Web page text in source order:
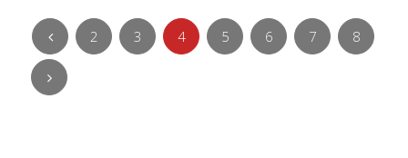
2 3 4 5 6 7 8